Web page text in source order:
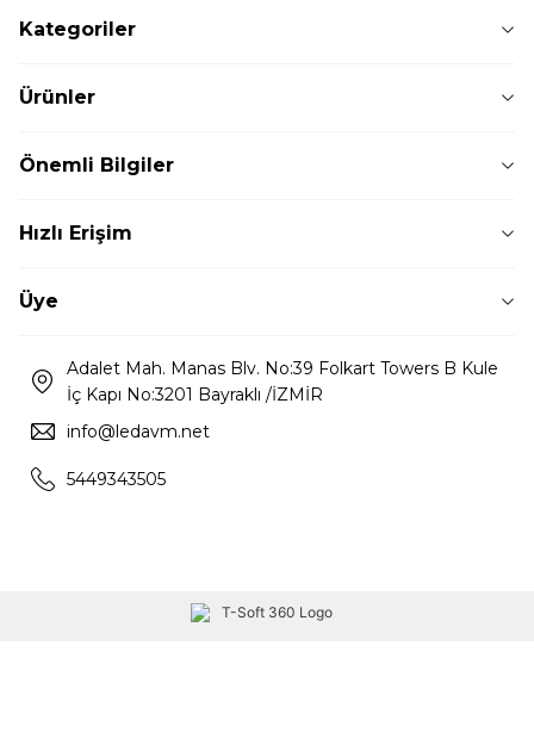
Kategoriler
Ürünler
Önemli Bilgiler
Hızlı Erişim
Üye
Adalet Mah. Manas Blv. No:39 Folkart Towers B Kule
İç Kapı No:3201 Bayraklı /İZMİR
info@ledavm.net
5449343505